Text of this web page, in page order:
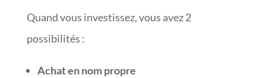
Quand vous investissez, vous avez 2
possibilités :
Achat en nom propre